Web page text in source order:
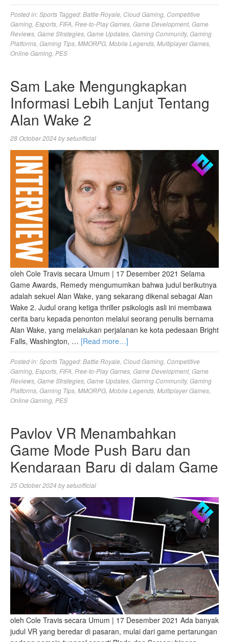
Posted in:Sports Tagged:Battle Royale, Cloud Gaming, Competitive
Gaming, Esports, FIFA, Free-to-Play Games, Game Development, Game
Reviews, Game Strategies, Game Updates, Gaming Community, Gaming
Platforms, Gaming Tips, MMORPG, Mobile Legends, Multiplayer Games,
Online Gaming, PES
Sam Lake Mengungkapkan
Informasi Lebih Lanjut Tentang
Alan Wake 2
28 October 2024 bysetuofficial
oleh Cole Travis secara Umum | 17 Desember 2021 Selama
Game Awards, Remedy mengumumkan bahwa judul berikutnya
adalah sekuel Alan Wake, yang sekarang dikenal sebagai Alan
Wake 2. Judul orang ketiga thriller psikologis asli ini membawa
cerita baru kepada penonton melalui seorang penulis bernama
Alan Wake, yang melakukan perjalanan ke kota pedesaan Bright
Falls, Washington, … [Read more…]
Posted in:Sports Tagged:Battle Royale Cloud Gaming Competitive
Gaming Esports FIFA Free-to-Play Games Game Development, Game
Reviews Game Strategies Game Updates Gaming Community, Gaming
Platforms Gaming Tips MMORPG Mobile Legends Multiplayer Games
Online Gaming PES
Pavlov VR Menambahkan
Game Mode Push Baru dan
Kendaraan Baru di dalam Game
25 October 2024 bysetuofficial
oleh Cole Travis secara Umum | 17 Desember 2021 Ada banyak
judul VR yang beredar di pasaran, mulai dari game pertarungan